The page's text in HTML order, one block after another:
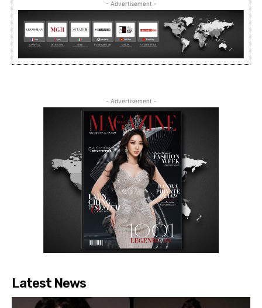
- Advertisement -
- Advertisement -
Latest News